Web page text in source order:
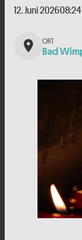
12. Juni 202608:24
place Bad